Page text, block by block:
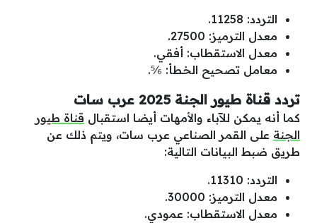
التردد: 11258.
معدل الترميز: 27500.
معدل الاستقطاب: أفقي.
معامل تصحيح الخطأ: ⅚.
تردد قناة طيور الجنة 2025 عرب سات
كما أنه يمكن للآباء والأمهات أيضا استقبال قناة طيور
الجنة على القمر الصناعي عرب سات، ويتم ذلك عن
طريق ضبط البيانات التالية:
التردد: 11310.
معدل الترميز: 30000.
معدل الاستقطاب: عمودي.